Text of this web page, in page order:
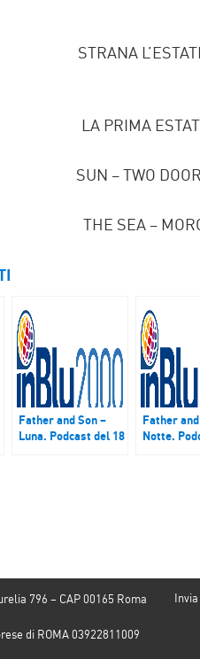
L’ESTATE –
ESTATE –
– TWO DOORS
SEA –
Father and Son –
Luna. Podcast del 18
Father
Notte.
Invia
796 – CAP 00165 Roma
di ROMA 03922811009